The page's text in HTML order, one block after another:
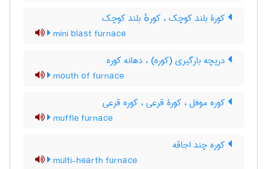
کورۀ بلند کوچک ، کورهٔ بلند کوچک
mini blast furnace
دریچه بارگیری (کوره) ، دهانه کوره
mouth of furnace
کوره موفل ، کورۀ قرعی ، کوره قرعی
muffle furnace
کوره چند اجاقه
multi-hearth furnace